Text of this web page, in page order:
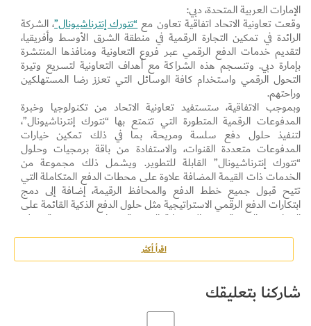
الإمارات العربية المتحدة، دبي:
وقعت تعاونية الاتحاد اتفاقية تعاون مع“نتورك إنترناشيونال”، الشركة
الرائدة في تمكين التجارة الرقمية في منطقة الشرق الأوسط وأفريقيا،
لتقديم خدمات الدفع الرقمي عبر فروع التعاونية ومنافذها المنتشرة
بإمارة دبي. وتنسجم هذه الشراكة مع أهداف التعاونية لتسريع وتيرة
التحول الرقمي واستخدام كافة الوسائل التي تعزز رضا المستهلكين
وراحتهم.
وبموجب الاتفاقية، ستستفيد تعاونية الاتحاد من تكنولوجيا وخبرة
المدفوعات الرقمية المتطورة التي تتمتع بها “نتورك إنترناشيونال”،
لتنفيذ حلول دفع سلسة ومريحة، بما في ذلك تمكين خيارات
المدفوعات متعددة القنوات، والاستفادة من باقة برمجيات وحلول
“نتورك إنترناشيونال” القابلة للتطوير. ويشمل ذلك مجموعة من
الخدمات ذات القيمة المضافة علاوة على محطات الدفع المتكاملة التي
تتيح قبول جميع خطط الدفع والمحافظ الرقيمة، إضافة إلى دمج
ابتكارات الدفع الرقمي الاستراتيجية مثل حلول الدفع الذكية القائمة على
المقاييس الحيوية ورمز الاستجابة السريعة، مما يضمن تجربة عملاء
وقال محمد الهاشمي، الرئيس التنفيذي لتعاونية الاتحاد: “تمثل الشراكة
مع نتورك إنترناشيونال علامة فارقة في رحلتنا نحو تعزيز الابتكار في
قوة التكنولوجيا لإعادة تعريف مشهد البيع بالتجزئة ووضع معايير جديدة
لراحة المستهلك والأمن والكفاءة في المدفوعات”.
وقال جمال النسّاي، مدير عام خدمات التجار لدى “نتورك إنترناشيونال”
اقرأ أكثر
شاركنا بتعليقك